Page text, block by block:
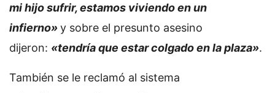
mi hijo sufrir, estamos viviendo en un
infierno»y sobre el presunto asesino
dijeron: «tendría que estar colgado en la plaza».
También se le reclamó al sistema